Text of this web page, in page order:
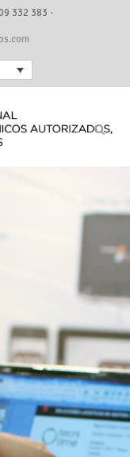
332 383 ·